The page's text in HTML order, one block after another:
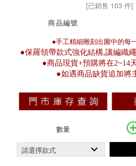
[已銷售 103 件]
商品編號
●手工精細雕刻出圖中的每
●保羅領帶款式強化結構,讓編織
●商品現貨+預購將在2~14
●如遇商品缺貨追加將
數量